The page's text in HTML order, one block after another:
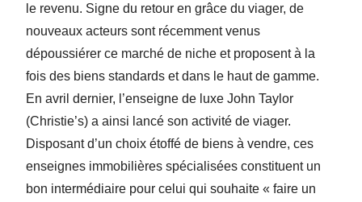
le revenu. Signe du retour en grâce du viager, de
nouveaux acteurs sont récemment venus
dépoussiérer ce marché de niche et proposent à la
fois des biens standards et dans le haut de gamme.
En avril dernier, l’enseigne de luxe John Taylor
(Christie’s) a ainsi lancé son activité de viager.
Disposant d’un choix étoffé de biens à vendre, ces
enseignes immobilières spécialisées constituent un
bon intermédiaire pour celui qui souhaite « faire un